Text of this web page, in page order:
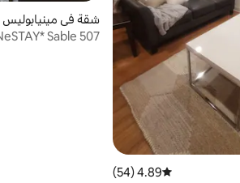
متوسط التقييم 4.89 من 5، 54 مراجعات
4.89 (54)
شقة في مينيابوليس